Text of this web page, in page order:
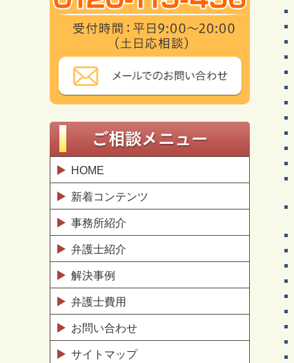
HOME
新着コンテンツ
事務所紹介
弁護士紹介
解決事例
弁護士費用
お問い合わせ
サイトマップ